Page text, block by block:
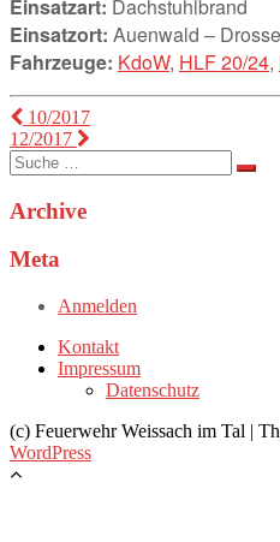
Einsatzart: Dachstuhlbrand
Einsatzort: Auenwald –
Fahrzeuge: KdoW, HLF 20/24,
Beitragsnavigation
10/2017
12/2017
Suche
nach:
Archive
Meta
Anmelden
Kontakt
Impressum
Datenschutz
(c) Feuerwehr Weissach im Tal |
WordPress